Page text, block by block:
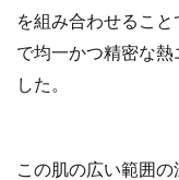
を組み合わせるこ
で均一かつ精密な
した。
この肌の広い範囲